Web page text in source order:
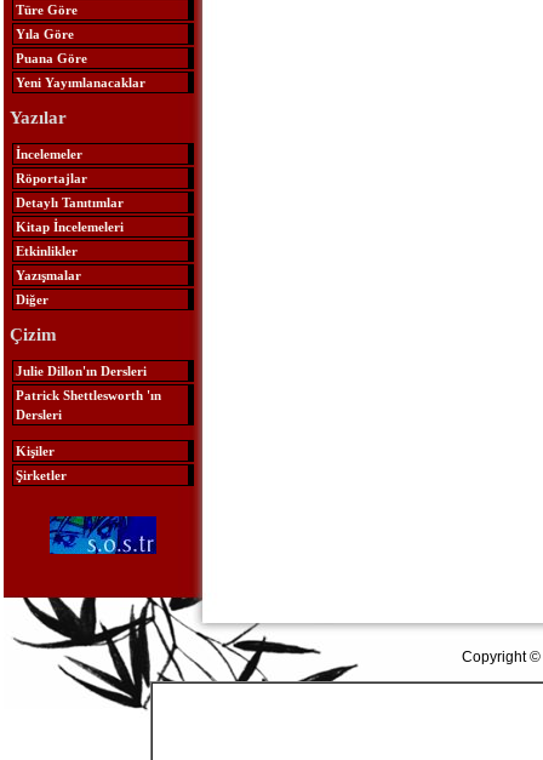
Türe Göre
Yıla Göre
Puana Göre
Yeni Yayımlanacaklar
Yazılar
İncelemeler
Röportajlar
Detaylı Tanıtımlar
Kitap İncelemeleri
Etkinlikler
Yazışmalar
Diğer
Çizim
Julie Dillon'ın Dersleri
Patrick Shettlesworth 'ın
Dersleri
Kişiler
Şirketler
Copyright ©